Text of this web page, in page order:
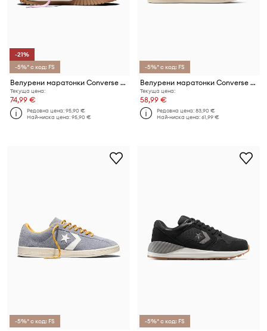
-21%
-5%* с код: FS
Велурени маратонки Converse Run Star Trainer
Текуща цена:
74,99 €
Редовна цена:95,90 €
Най-ниска цена:95,90 €
-5%* с код: FS
Велурени маратонки Converse All Star Classic Trainer
Текуща цена:
58,99 €
Редовна цена:83,90 €
Най-ниска цена:61,99 €
-5%* с код: FS -5%* с код: FS